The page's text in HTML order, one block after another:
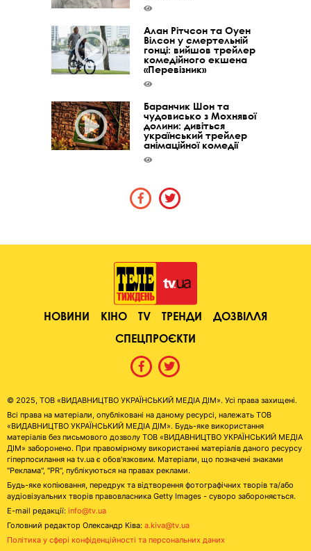
Алан Рітчсон та Оуен
Вілсон у смертельній
гонці: вийшов трейлер
комедійного екшена
«Перевізник»
Баранчик Шон та
чудовисько з Мохнявої
долини: дивіться
український трейлер
анімаційної комедії
НОВИНИ КІНО TV ТРЕНДИ
ДОЗВІЛЛЯ
СПЕЦПРОЄКТИ
© 2025, ТОВ «ВИДАВНИЦТВО УКРАЇНСЬКИЙ МЕДІА ДІМ». Усі права захищені.
Всі права на матеріали, опубліковані на даному ресурсі, належать ТОВ
«ВИДАВНИЦТВО УКРАЇНСЬКИЙ МЕДІА ДІМ». Будь-яке використання
матеріалів без письмового дозволу ТОВ «ВИДАВНИЦТВО УКРАЇНСЬКИЙ МЕДІА
ДІМ» заборонено. При правомірному використанні матеріалів даного ресурсу
гіперпосилання на tv.ua є обов'язковим. Матеріали, що позначені знаками
"Реклама", "PR", публікуються на правах реклами.
Будь-яке копіювання, передрук та відтворення фотографічних творів та/або
аудіовізуальних творів правовласника Getty Images - суворо забороняється.
E-mail редакції: info@tv.ua
Головний редактор Олександр Ківа: a.kiva@tv.ua
Політика у сфері конфіденційності та персональних даних